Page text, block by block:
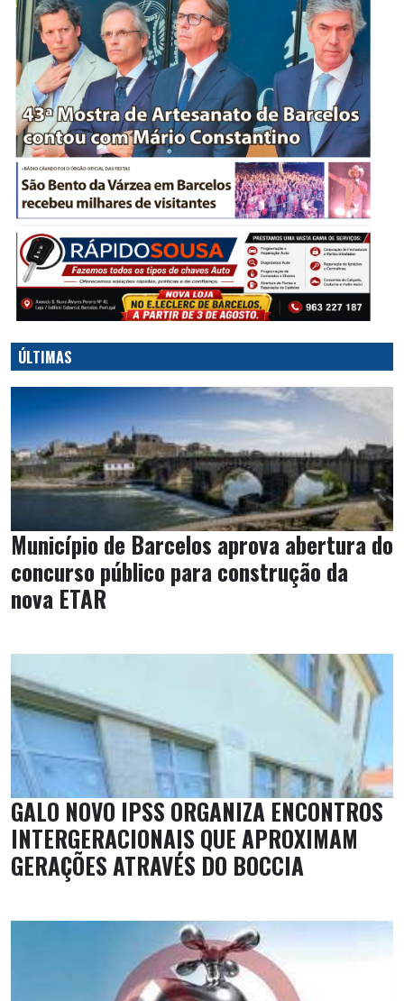
ÚLTIMAS
Município de Barcelos aprova abertura do
concurso público para construção da
nova ETAR
GALO NOVO IPSS ORGANIZA ENCONTROS
INTERGERACIONAIS QUE APROXIMAM
GERAÇÕES ATRAVÉS DO BOCCIA